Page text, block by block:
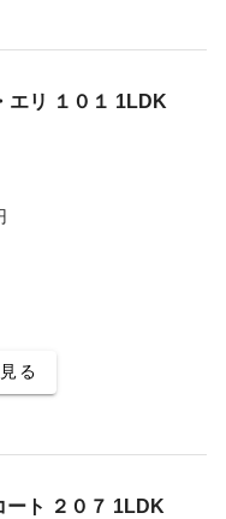
エリ １０１ 1LDK
る
ート ２０７ 1LDK